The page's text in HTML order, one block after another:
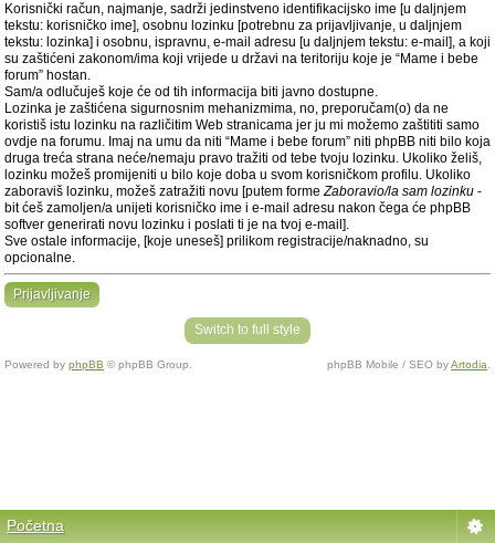
Korisnički račun, najmanje, sadrži jedinstveno identifikacijsko ime [u daljnjem
tekstu: korisničko ime], osobnu lozinku [potrebnu za prijavljivanje, u daljnjem
tekstu: lozinka] i osobnu, ispravnu, e-mail adresu [u daljnjem tekstu: e-mail], a koji
su zaštićeni zakonom/ima koji vrijede u državi na teritoriju koje je “Mame i bebe
forum” hostan.
Sam/a odlučuješ koje će od tih informacija biti javno dostupne.
Lozinka je zaštićena sigurnosnim mehanizmima, no, preporučam(o) da ne
koristiš istu lozinku na različitim Web stranicama jer ju mi možemo zaštititi samo
ovdje na forumu. Imaj na umu da niti “Mame i bebe forum” niti phpBB niti bilo koja
druga treća strana neće/nemaju pravo tražiti od tebe tvoju lozinku. Ukoliko želiš,
lozinku možeš promijeniti u bilo koje doba u svom korisničkom profilu. Ukoliko
zaboraviš lozinku, možeš zatražiti novu [putem formeZaboravio/la sam lozinku -
bit ćeš zamoljen/a unijeti korisničko ime i e-mail adresu nakon čega će phpBB
softver generirati novu lozinku i poslati ti je na tvoj e-mail].
Sve ostale informacije, [koje uneseš] prilikom registracije/naknadno, su
opcionalne.
Prijavljivanje
Switch to full style
Powered by phpBB © phpBB Group. phpBB Mobile / SEO byArtodia
Početna